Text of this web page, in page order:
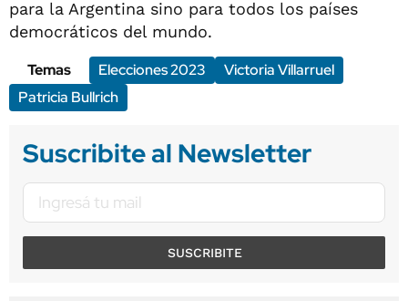
para la Argentina sino para todos los países
democráticos del mundo.
Temas
Elecciones 2023
Victoria Villarruel
Patricia Bullrich
Suscribite al Newsletter
SUSCRIBITE